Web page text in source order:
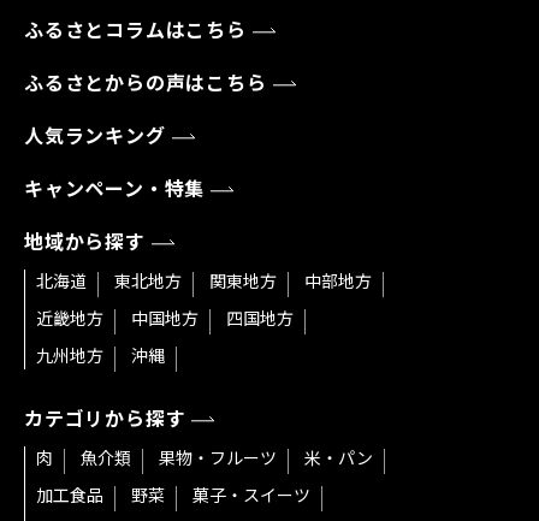
ふるさとコラムはこちら
ふるさとからの声はこちら
人気ランキング
キャンペーン・特集
地域から探す
北海道 東北地方 関東地方
中部地方
近畿地方
中国地方
四国地方
九州地方
沖縄
カテゴリから探す
肉 魚介類 果物・フルーツ
米・パン
加工食品
野菜
菓子・スイーツ